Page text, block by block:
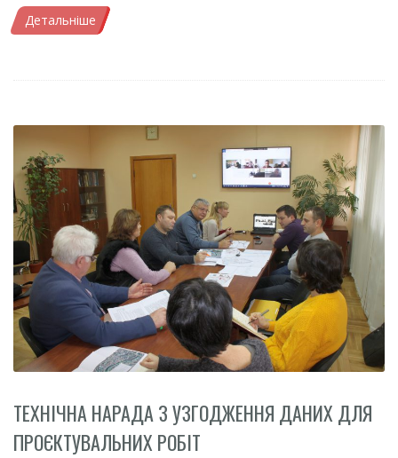
Детальніше
ТЕХНІЧНА НАРАДА З УЗГОДЖЕННЯ ДАНИХ ДЛЯ
ПРОЄКТУВАЛЬНИХ РОБІТ